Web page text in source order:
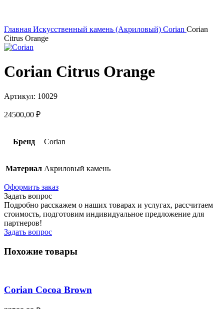
Главная Искусственный камень (Акриловый) Corian Corian
Citrus Orange
Corian Citrus Orange
Артикул: 10029
24500,00 ₽
Бренд Corian
Материал Акриловый камень
Оформить заказ
Задать вопрос
Подробно расскажем о наших товарах и услугах, рассчитаем
стоимость, подготовим индивидуальное предложение для
партнеров!
Задать вопрос
Похожие товары
Corian Cocoa Brown